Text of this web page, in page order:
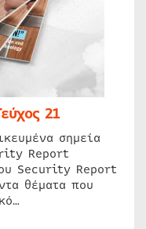
21
σημεία
Report
Security Report
θέματα που